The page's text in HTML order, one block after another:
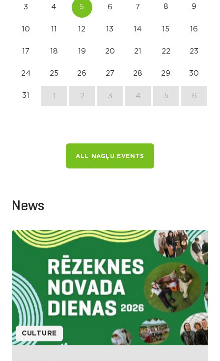
3 4 5 6 7 8 9
10 11 12 13 14 15 16
17 18 19 20 21 22 23
24 25 26 27 28 29 30
31 1 2 3 4 5 6
ALL NAGĻU EVENTS
News
CULTURE